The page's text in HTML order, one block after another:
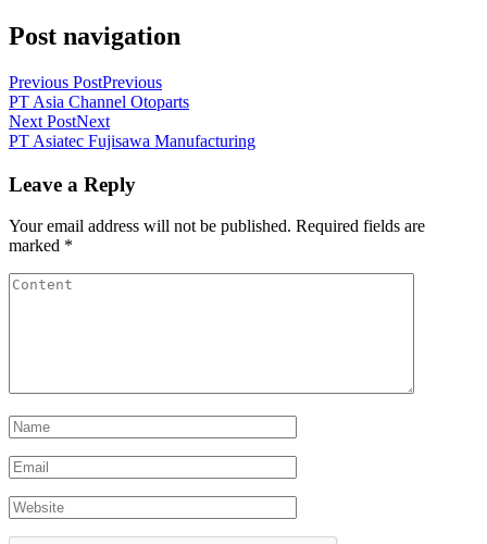
Post navigation
Previous PostPrevious
PT Asia Channel Otoparts
Next PostNext
PT Asiatec Fujisawa Manufacturing
Leave a Reply
Your email address will not be published. Required fields are
marked *